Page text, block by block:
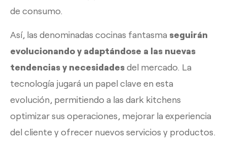
de consumo.
Así, las denominadas cocinas fantasma seguirán
evolucionando y adaptándose a las nuevas
tendencias y necesidadesdel mercado. La
tecnología jugará un papel clave en esta
evolución, permitiendo a las dark kitchens
optimizar sus operaciones, mejorar la experiencia
del cliente y ofrecer nuevos servicios y productos.